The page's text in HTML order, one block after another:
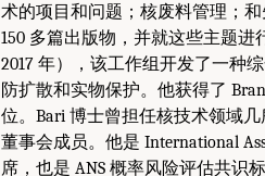
术的项目和问题；核废料管理；
150 多篇出版物，并就这些主题
2017 年），该工作组开发了一种
防扩散和实物保护。他获得了
位。Bari 博士曾担任核技术领域几
董事会成员。他是 International
席，也是 ANS 概率风险评估共识